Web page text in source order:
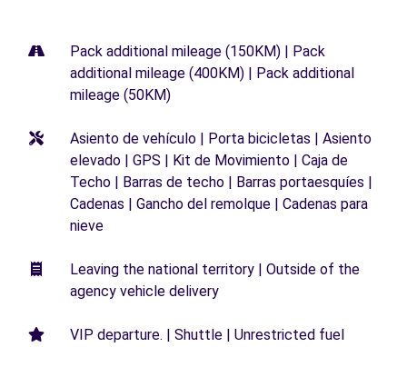
Pack additional mileage (150KM) | Pack
additional mileage (400KM) | Pack additional
mileage (50KM)
Asiento de vehículo | Porta bicicletas | Asiento
elevado | GPS | Kit de Movimiento | Caja de
Techo | Barras de techo | Barras portaesquíes |
Cadenas | Gancho del remolque | Cadenas para
nieve
Leaving the national territory | Outside of the
agency vehicle delivery
VIP departure. | Shuttle | Unrestricted fuel